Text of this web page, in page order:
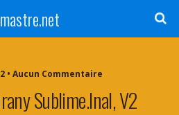
• Aucun Commentaire
Sublime.inal, V2